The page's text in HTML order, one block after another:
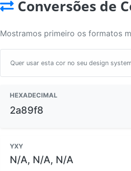
Conversões de
Mostramos primeiro os formatos
Quer usar esta cor no seu design
HEXADECIMAL
2a89f8
YXY
N/A, N/A, N/A